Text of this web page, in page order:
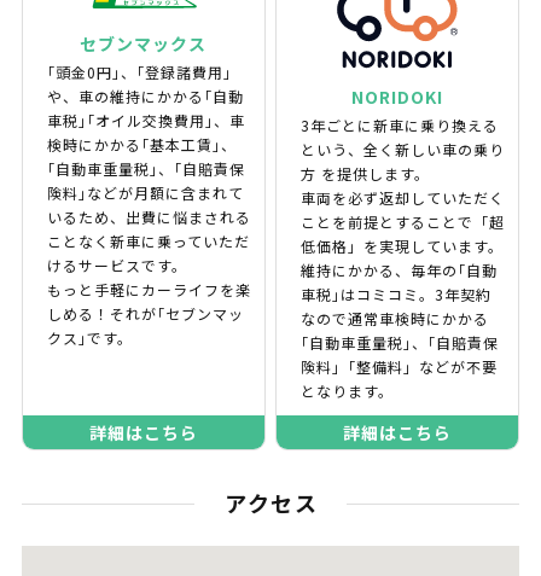
セブンマックス
｢頭金0円｣、｢登録諸費用｣
や、車の維持にかかる｢自動
車税｣｢オイル交換費用｣、車
検時にかかる｢基本工賃｣、
｢自動車重量税｣、｢自賠責保
険料｣などが月額に含まれて
いるため、出費に悩まされる
ことなく新車に乗っていただ
けるサービスです。
もっと手軽にカーライフを楽
しめる！それが｢セブンマッ
クス｣です。
詳細はこちら
NORIDOKI
3年ごとに新車に乗り換える
という、全く新しい車の乗り
方 を提供します。
車両を必ず返却していただく
ことを前提とすることで「超
低価格」を実現しています。
維持にかかる、毎年の｢自動
車税｣はコミコミ。3年契約
なので通常車検時にかかる
｢自動車重量税｣、｢自賠責保
険料｣「整備料」などが不要
となります。
詳細はこちら
アクセス